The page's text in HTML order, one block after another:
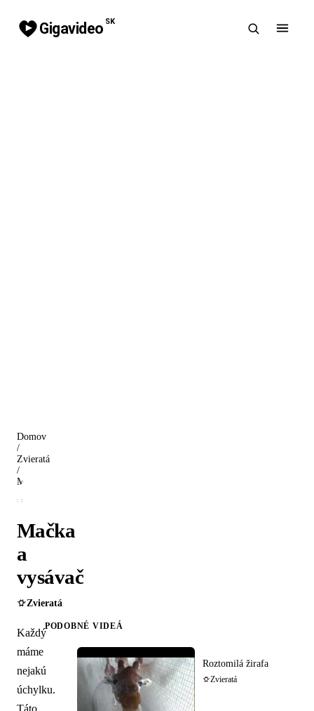
Gigavideo SK
Domov
/
Zvieratá
/
Mačka
a
vysávač
Zvieratá
Každý
máme
nejakú
úchylku.
PODOBNÉ VIDEÁ
Roztomilá žirafa
Zvieratá